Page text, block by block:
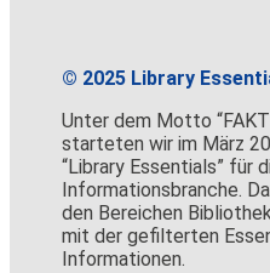
© 2025 Library
Unter dem Motto
starteten wir im März
“Library Essentials” für
Informationsbranche.
den Bereichen
mit der gefilterten
Informationen.